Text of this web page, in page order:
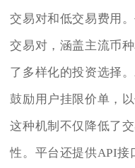
交易对和低交易费用
交易对，涵盖主流币
了多样化的投资选择
鼓励用户挂限价单，
这种机制不仅降低了
性。平台还提供API接